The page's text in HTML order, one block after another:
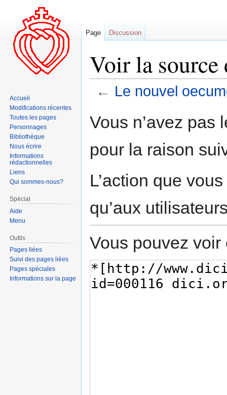
Voir la source
← Le nouvel
à
navigation
à
recherche
Vous n’avez pas
pour la raison
L’action que
qu’aux
Vous pouvez
Page Discussion
Accueil
Modifications récentes
Toutes les pages
Personnages
Bibliothèque
Nous écrire
Informations
rédactionnelles
Liens
Qui sommes-nous?
Spécial
Aide
Menu
Outils
Pages liées
Suivi des pages liées
Pages spéciales
Informations sur la page